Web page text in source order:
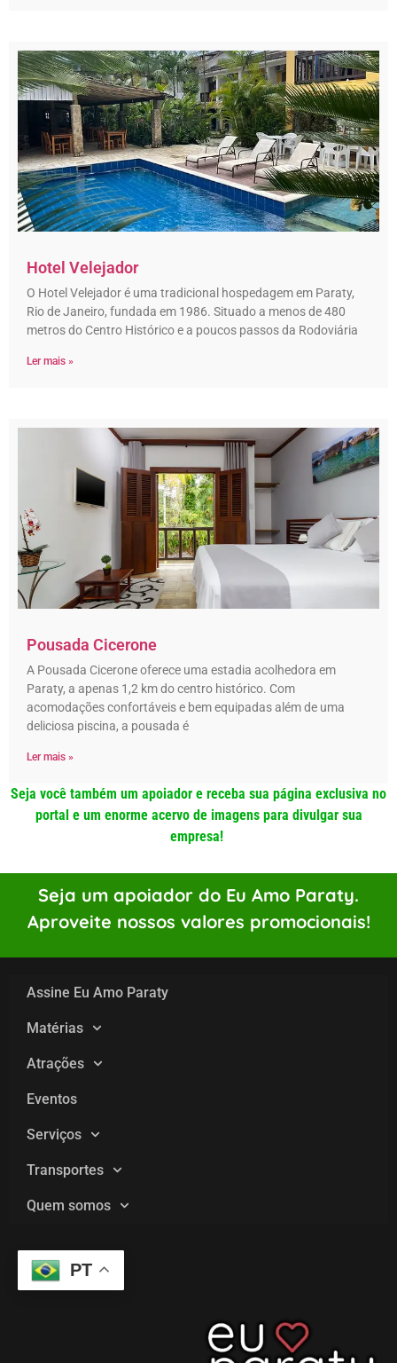
Hotel Velejador
O Hotel Velejador é uma tradicional hospedagem em Paraty,
Rio de Janeiro, fundada em 1986. Situado a menos de 480
metros do Centro Histórico e a poucos passos da Rodoviária
Ler mais »
Pousada Cicerone
A Pousada Cicerone oferece uma estadia acolhedora em
Paraty, a apenas 1,2 km do centro histórico. Com
acomodações confortáveis e bem equipadas além de uma
deliciosa piscina, a pousada é
Ler mais »
Seja você também um apoiador e receba sua página exclusiva no
portal e um enorme acervo de imagens para divulgar sua
empresa!
Seja um apoiador do Eu Amo Paraty.
Aproveite nossos valores promocionais!
Assine Eu Amo Paraty
Matérias
Atrações
Eventos
Serviços
Transportes
Quem somos
PT